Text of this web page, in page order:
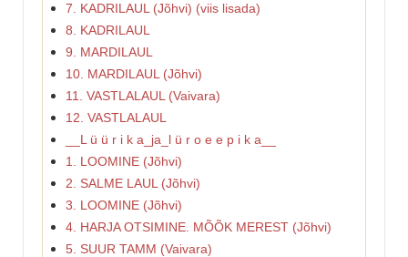
7. KADRILAUL (Jõhvi) (viis lisada)
8. KADRILAUL
9. MARDILAUL
10. MARDILAUL (Jõhvi)
11. VASTLALAUL (Vaivara)
12. VASTLALAUL
__L ü ü r i k a_ja_l ü r o e e p i k a__
1. LOOMINE (Jõhvi)
2. SALME LAUL (Jõhvi)
3. LOOMINE (Jõhvi)
4. HARJA OTSIMINE. MÕÕK MEREST (Jõhvi)
5. SUUR TAMM (Vaivara)